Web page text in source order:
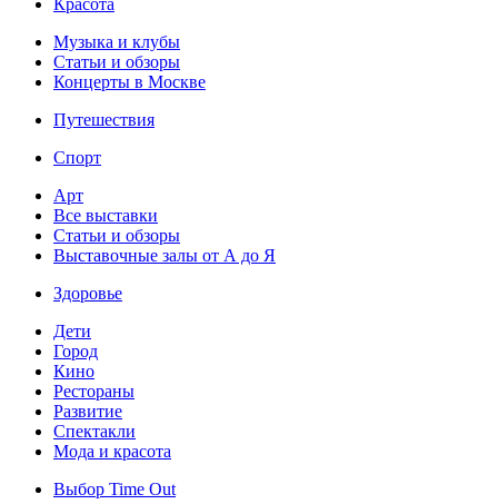
Музыка и клубы
Статьи и обзоры
Концерты в Москве
Путешествия
Спорт
Арт
Все выставки
Статьи и обзоры
Выставочные залы от А до Я
Здоровье
Дети
Город
Кино
Рестораны
Развитие
Спектакли
Мода и красота
Выбор Time Out